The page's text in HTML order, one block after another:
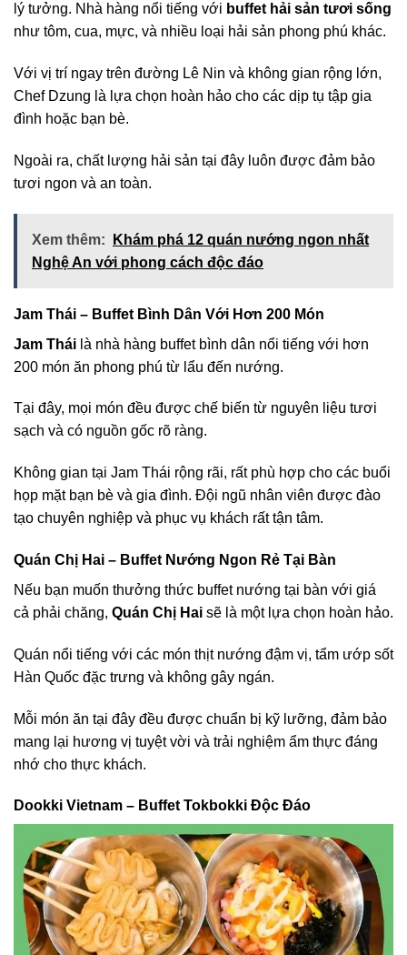
lý tưởng. Nhà hàng nổi tiếng với buffet hải sản tươi sống
như tôm, cua, mực, và nhiều loại hải sản phong phú khác.
Với vị trí ngay trên đường Lê Nin và không gian rộng lớn,
Chef Dzung là lựa chọn hoàn hảo cho các dịp tụ tập gia
đình hoặc bạn bè.
Ngoài ra, chất lượng hải sản tại đây luôn được đảm bảo
tươi ngon và an toàn.
Xem thêm:
Khám phá 12 quán nướng ngon nhất
Nghệ An với phong cách độc đáo
Jam Thái – Buffet Bình Dân Với Hơn 200 Món
Jam Thái là nhà hàng buffet bình dân nổi tiếng với hơn
200 món ăn phong phú từ lẩu đến nướng.
Tại đây, mọi món đều được chế biến từ nguyên liệu tươi
sạch và có nguồn gốc rõ ràng.
Không gian tại Jam Thái rộng rãi, rất phù hợp cho các buổi
họp mặt bạn bè và gia đình. Đội ngũ nhân viên được đào
tạo chuyên nghiệp và phục vụ khách rất tận tâm.
Quán Chị Hai – Buffet Nướng Ngon Rẻ Tại Bàn
Nếu bạn muốn thưởng thức buffet nướng tại bàn với giá
cả phải chăng, Quán Chị Hai sẽ là một lựa chọn hoàn hảo.
Quán nổi tiếng với các món thịt nướng đậm vị, tẩm ướp sốt
Hàn Quốc đặc trưng và không gây ngán.
Mỗi món ăn tại đây đều được chuẩn bị kỹ lưỡng, đảm bảo
mang lại hương vị tuyệt vời và trải nghiệm ẩm thực đáng
nhớ cho thực khách.
Dookki Vietnam – Buffet Tokbokki Độc Đáo